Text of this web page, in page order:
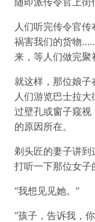
人们听完传令官
祸害我们的货物
来，等人们做完聚
就这样，那位娘
人们游览巴士拉
过壁孔或窗子窥
的原因所在。
剃头匠的妻子讲到
打听一下那位女子
“我想见见她。”
“孩子，告诉我，